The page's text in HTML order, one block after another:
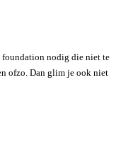
foundation nodig die niet te
ofzo. Dan glim je ook niet